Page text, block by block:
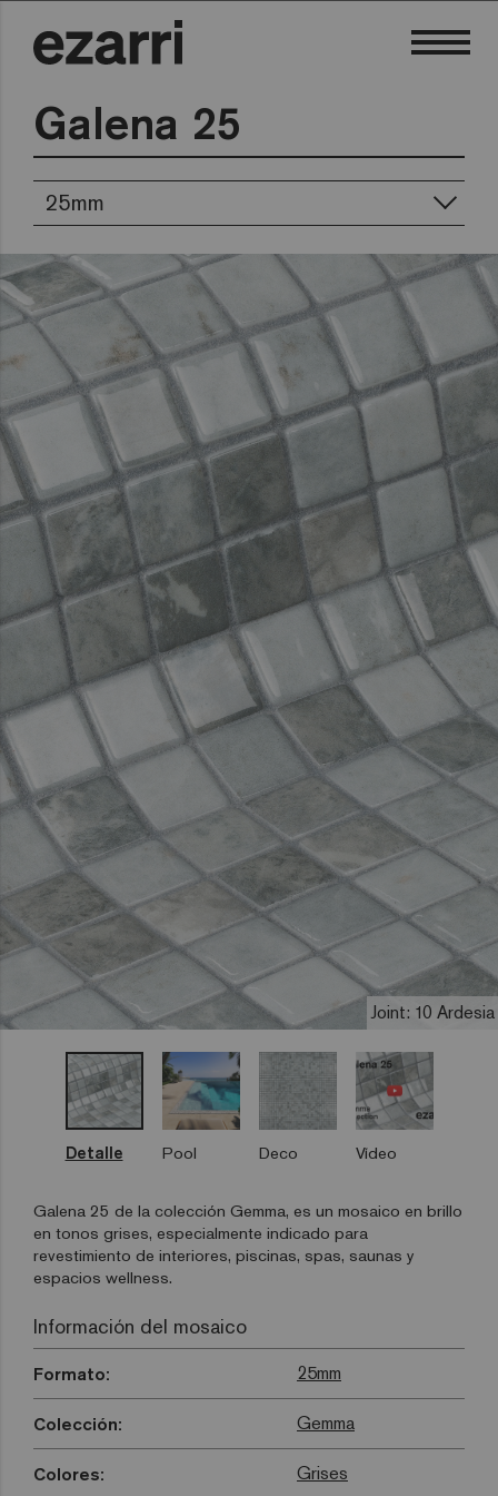
Galena 25
25mm
Joint: 10 Ardesia
Detalle Pool Deco Vídeo
Galena 25 de la colección Gemma, es un mosaico en brillo
en tonos grises, especialmente indicado para
revestimiento de interiores, piscinas, spas, saunas y
espacios wellness.
Información del mosaico
Formato: 25mm
Colección: Gemma
Colores: Grises